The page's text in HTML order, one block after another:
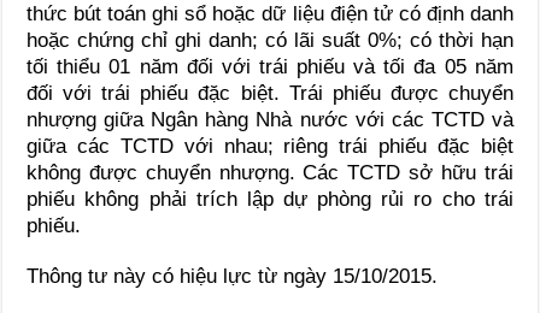
thức bút toán ghi sổ hoặc dữ liệu điện tử có định danh
hoặc chứng chỉ ghi danh; có lãi suất 0%; có thời hạn
tối thiểu 01 năm đối với trái phiếu và tối đa 05 năm
đối với trái phiếu đặc biệt. Trái phiếu được chuyển
nhượng giữa Ngân hàng Nhà nước với các TCTD và
giữa các TCTD với nhau; riêng trái phiếu đặc biệt
không được chuyển nhượng. Các TCTD sở hữu trái
phiếu không phải trích lập dự phòng rủi ro cho trái
phiếu.
Thông tư này có hiệu lực từ ngày 15/10/2015.